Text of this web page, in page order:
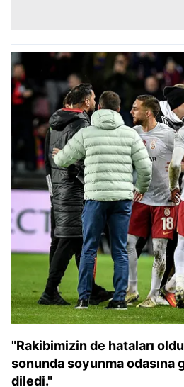
"Rakibimizin de hataları
sonunda soyunma odasına
diledi."